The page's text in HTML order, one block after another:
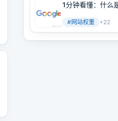
1分钟看懂：什么
南（原创不易）
#网站权重 +22